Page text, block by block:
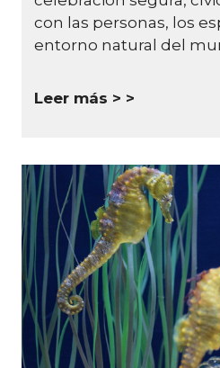
con las personas, los
entorno natural del
Leer más >